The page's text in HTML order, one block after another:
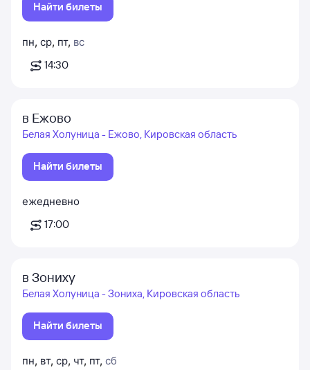
Найти билеты
пн, ср, пт, вс
14:30
в Ежово
Белая Холуница - Ежово, Кировская область
Найти билеты
ежедневно
17:00
в Зониху
Белая Холуница - Зониха, Кировская область
Найти билеты
пн, вт, ср, чт, пт, сб